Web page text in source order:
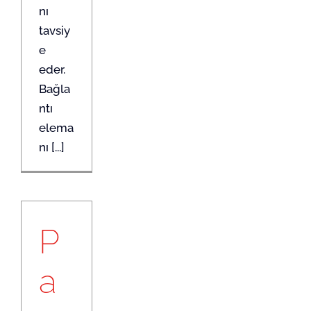
nı
tavsiy
e
eder.
Bağla
ntı
elema
nı [...]
P
a